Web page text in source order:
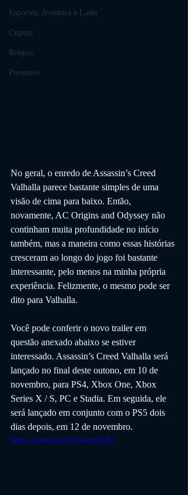
Esportes, Aventura e Lazer
Cupom
Roupas
Presentes
No geral, o enredo de Assassin’s Creed
Valhalla parece bastante simples de uma
visão de cima para baixo. Então,
novamente, AC Origins and Odyssey não
continham muita profundidade no início
também, mas a maneira como essas histórias
cresceram ao longo do jogo foi bastante
interessante, pelo menos na minha própria
experiência. Felizmente, o mesmo pode ser
dito para Valhalla.
Você pode conferir o novo trailer em
questão anexado abaixo se estiver
interessado. Assassin’s Creed Valhalla será
lançado no final deste outono, em 10 de
novembro, para PS4, Xbox One, Xbox
Series X / S, PC e Stadia. Em seguida, ele
será lançado em conjunto com o PS5 dois
dias depois, em 12 de novembro.
https://youtu.be/5aO7okmiYZo